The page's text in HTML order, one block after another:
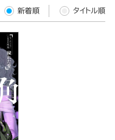
新着順 タイトル順